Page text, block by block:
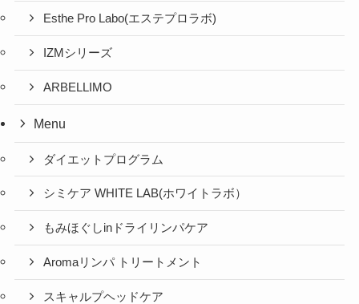
Esthe Pro Labo(エステプロラボ)
IZMシリーズ
ARBELLIMO
Menu
ダイエットプログラム
シミケア WHITE LAB(ホワイトラボ）
もみほぐしinドライリンパケア
Aromaリンパ トリートメント
スキャルプヘッドケア